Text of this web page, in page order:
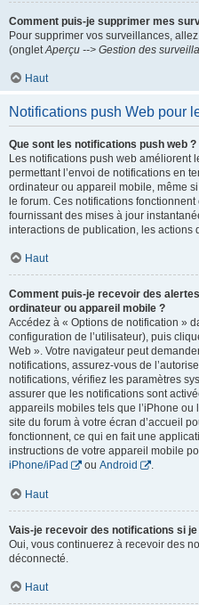
Comment puis-je supprimer mes
Pour supprimer vos surveillances,
(ongletAperçu --> Gestion des
Haut
Notifications push Web pour
Que sont les notifications push web ?
Les notifications push web améliorent
permettant l’envoi de notifications en
ordinateur ou appareil mobile, même
le forum. Ces notifications
fournissant des mises à jour
interactions de publication, les actions
Haut
Comment puis-je recevoir des
ordinateur ou appareil mobile ?
Accédez à « Options de notification »
configuration de l’utilisateur), puis
Web ». Votre navigateur peut
notifications, assurez-vous de
notifications, vérifiez les paramètres
assurer que les notifications sont
appareils mobiles tels que l’iPhone ou
site du forum à votre écran d’accueil
fonctionnent, ce qui en fait une
instructions de votre appareil mobile
iPhone/iPad
ou Android .
Haut
Vais-je recevoir des notifications si
Oui, vous continuerez à recevoir des
déconnecté.
Haut